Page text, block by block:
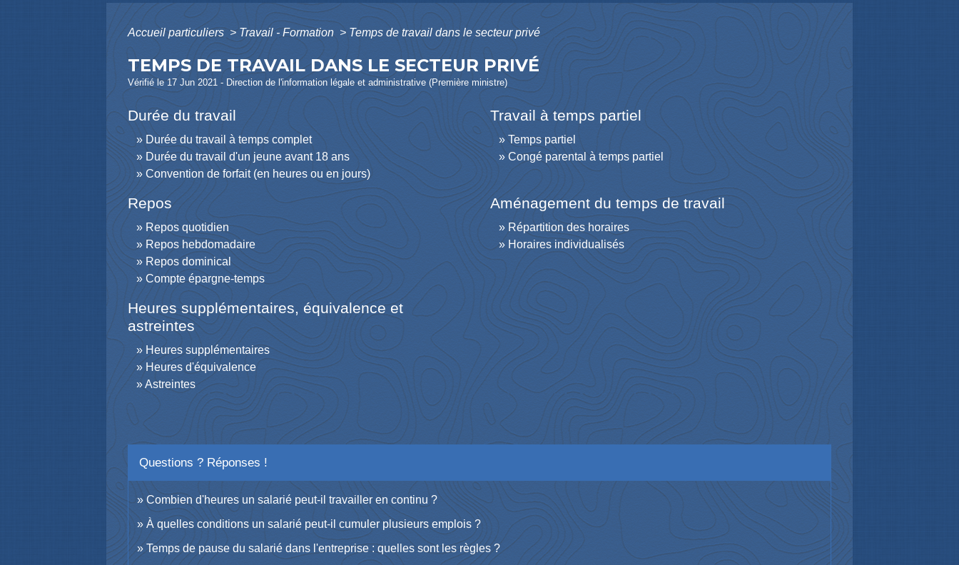
Accueil particuliers > Travail - Formation > Temps de travail dans le secteur privé
TEMPS DE TRAVAIL DANS LE SECTEUR PRIVÉ
Vérifié le 17 Jun 2021 - Direction de l'information légale et administrative (Première ministre)
Durée du travail
Durée du travail à temps complet
Durée du travail d'un jeune avant 18 ans
Convention de forfait (en heures ou en jours)
Travail à temps partiel
Temps partiel
Congé parental à temps partiel
Repos
Repos quotidien
Repos hebdomadaire
Repos dominical
Compte épargne-temps
Aménagement du temps de travail
Répartition des horaires
Horaires individualisés
Heures supplémentaires, équivalence et
astreintes
Heures supplémentaires
Heures d'équivalence
Astreintes
Questions ? Réponses !
Combien d'heures un salarié peut-il travailler en continu ?
À quelles conditions un salarié peut-il cumuler plusieurs emplois ?
Temps de pause du salarié dans l'entreprise : quelles sont les règles ?